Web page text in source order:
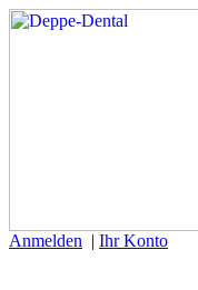
Anmelden | Ihr Konto